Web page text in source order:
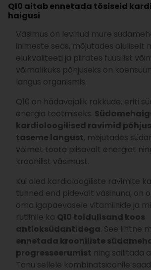
Q10 aitab ennetada tõsiseid
haigusi
Väsimus on levinud mure
inimeste seas, mõjutades oluliselt
elukvaliteeti ja piirates füüsilist
võimalikuks põhjuseks on
langus organismis.
Q10 on hädavajalik rakkude, eriti
energia tootmiseks.
kardioloogilised ravimid
taseme langust, mõjutades
võimet toota piisavalt energiat
kroonilist väsimust.
Kui oled kardioloogiliste ravimite
tunned end pidevalt väsinuna, on
oma igapäevasele vitamiinide ja
rutiinile ka Q10 toidulisand koos
antioksüdantidega. See lihtne
ennetada krooniliste
progresseerumist ning säilitada
Tänu sellele kombinatsioonile